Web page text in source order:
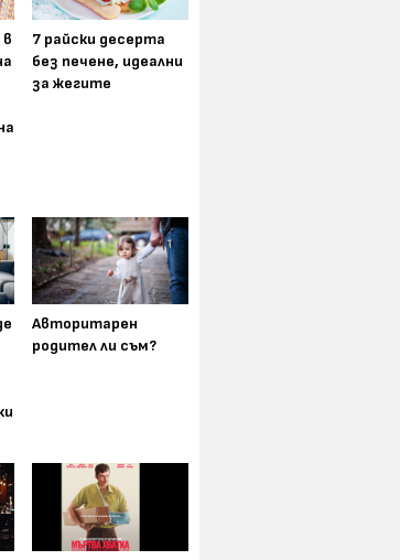
7 райски десерта
без печене, идеални
за жегите
Авторитарен
родител ли съм?